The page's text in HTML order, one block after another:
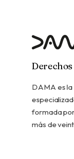
DAMA es la
formada
más de